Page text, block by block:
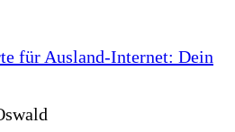
für Ausland-Internet: Dein